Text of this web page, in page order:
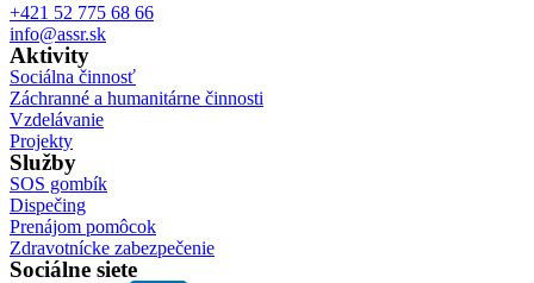
+421 52 775 68 66
info@assr.sk
Aktivity
Sociálna činnosť
Záchranné a humanitárne činnosti
Vzdelávanie
Projekty
Služby
SOS gombík
Dispečing
Prenájom pomôcok
Zdravotnícke zabezpečenie
Sociálne siete